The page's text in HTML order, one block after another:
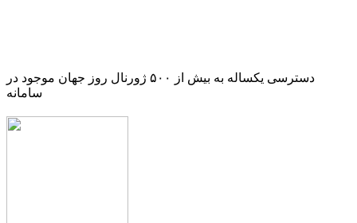
دسترسی یکساله به بیش از ۵۰۰ ژورنال روز جهان موجود در
سامانه